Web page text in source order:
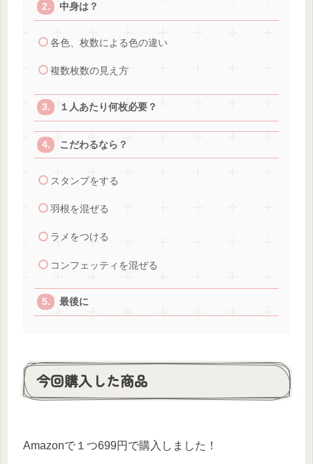
中身は？
各色、枚数による色の違い
複数枚数の見え方
１人あたり何枚必要？
こだわるなら？
スタンプをする
羽根を混ぜる
ラメをつける
コンフェッティを混ぜる
最後に
今回購入した商品
Amazonで１つ699円で購入しました！